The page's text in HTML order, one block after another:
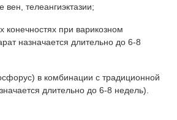
телеангиэктазии;
конечностях при варикозном
назначается длительно до 6-8
в комбинации с традиционной
длительно до 6-8 недель).